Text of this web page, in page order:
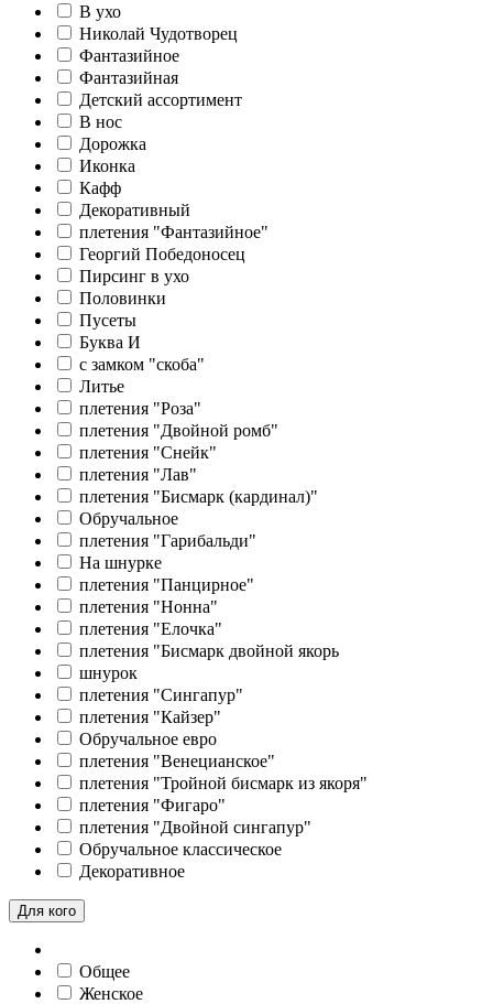
В ухо
Николай Чудотворец
Фантазийное
Фантазийная
Детский ассортимент
В нос
Дорожка
Иконка
Кафф
Декоративный
плетения "Фантазийное"
Георгий Победоносец
Пирсинг в ухо
Половинки
Пусеты
Буква И
c замком "скоба"
Литье
плетения "Роза"
плетения "Двойной ромб"
плетения "Снейк"
плетения "Лав"
плетения "Бисмарк (кардинал)"
Обручальное
плетения "Гарибальди"
На шнурке
плетения "Панцирное"
плетения "Нонна"
плетения "Елочка"
плетения "Бисмарк двойной якорь
шнурок
плетения "Сингапур"
плетения "Кайзер"
Обручальное евро
плетения "Венецианское"
плетения "Тройной бисмарк из якоря"
плетения "Фигаро"
плетения "Двойной сингапур"
Обручальное классическое
Декоративное
Для кого
Общее
Женское